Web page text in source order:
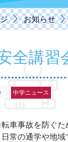
お知らせ
全講習
中学ニュース
車事故を防ぐ
常の通学や地